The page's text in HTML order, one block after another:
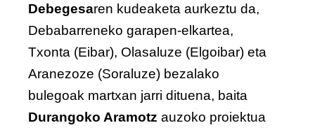
Debegesaren kudeaketa aurkeztu da,
Debabarreneko garapen-elkartea,
Txonta (Eibar), Olasaluze (Elgoibar) eta
Aranezoze (Soraluze) bezalako
bulegoak martxan jarri dituena, baita
Durangoko Aramotz auzoko proiektua